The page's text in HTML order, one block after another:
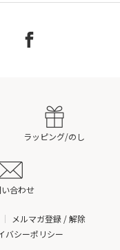
ラッピング/のし
合わせ
メルマガ登録 / 解除
バシーポリシー